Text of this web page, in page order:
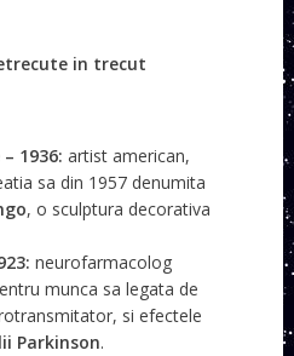
in trecut
– 1936: artist american,
sa din 1957 denumita
, o sculptura decorativa
neurofarmacolog
munca sa legata de
si efectele
Parkinson.